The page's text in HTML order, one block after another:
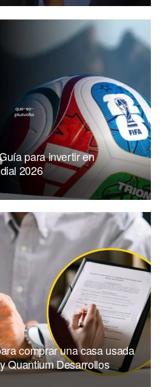
para invertir en
2026
comprar una casa usada
Quantium Desarrollos